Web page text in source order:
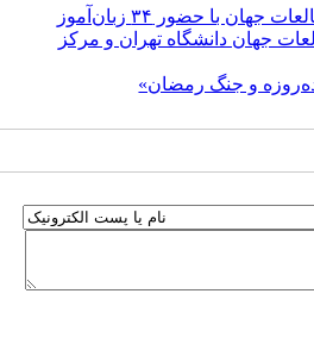
با حضور ۳۴ زبان‌آموز
جهان دانشگاه تهران و مرکز
و جنگ رمضان»